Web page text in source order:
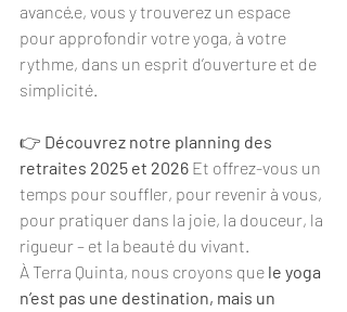
avancé·e, vous y trouverez un espace
pour approfondir votre yoga, à votre
rythme, dans un esprit d’ouverture et de
simplicité.
👉 Découvrez notre planning des
retraites 2025 et 2026 Et offrez-vous un
temps pour souffler, pour revenir à vous,
pour pratiquer dans la joie, la douceur, la
rigueur – et la beauté du vivant.
À Terra Quinta, nous croyons que le yoga
n’est pas une destination, mais un